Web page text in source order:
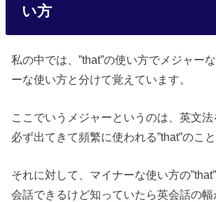
い方
私の中では、”that”の使い方でメジャー
ーな使い方と分けて覚えています。
ここでいうメジャーというのは、英文
必ず出てきて頻繁に使われる”that”のこと
それに対して、マイナーな使い方の
会話できるけど知っていたら英会話の幅